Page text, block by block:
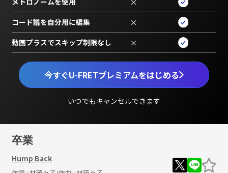
今すぐU-FRETプレミアムをはじめる
いつでもキャンセルできます
コード譜を自分用に編集 ×
動画プラスでスキップ制限なし ×
卒業
Hump Back